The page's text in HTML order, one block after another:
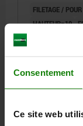
Consentement
Ce site web
FILETAGE /
HAUTEUR=10